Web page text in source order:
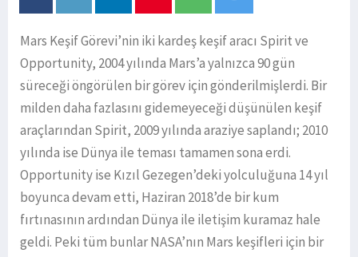
Mars Keşif Görevi’nin iki kardeş keşif aracı Spirit ve
Opportunity, 2004 yılında Mars’a yalnızca 90 gün
süreceği öngörülen bir görev için gönderilmişlerdi. Bir
milden daha fazlasını gidemeyeceği düşünülen keşif
araçlarından Spirit, 2009 yılında araziye saplandı; 2010
yılında ise Dünya ile teması tamamen sona erdi.
Opportunity ise Kızıl Gezegen’deki yolculuğuna 14 yıl
boyunca devam etti, Haziran 2018’de bir kum
fırtınasının ardından Dünya ile iletişim kuramaz hale
geldi. Peki tüm bunlar NASA’nın Mars keşifleri için bir